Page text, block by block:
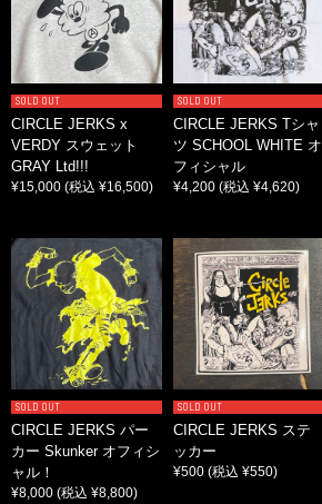
SOLD OUT
CIRCLE JERKS x
VERDY スウェット
GRAY Ltd!!!
¥15,000 (税込 ¥16,500)
SOLD OUT
CIRCLE JERKS Tシャ
ツ SCHOOL WHITE オ
フィシャル
¥4,200 (税込 ¥4,620)
SOLD OUT
CIRCLE JERKS パー
カー Skunker オフィシ
ャル！
¥8,000 (税込 ¥8,800)
SOLD OUT
CIRCLE JERKS ステ
ッカー
¥500 (税込 ¥550)